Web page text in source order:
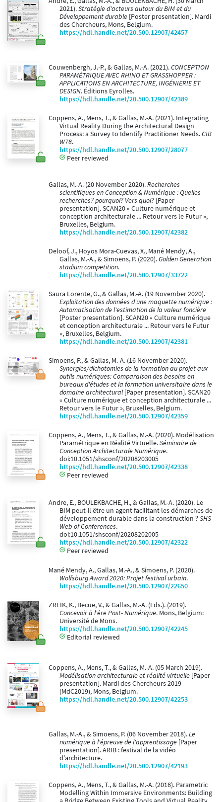
2021).Stratégie d'acteurs autour du BIM et du
Développement durable [Poster presentation]. Mardi
des Chercheurs, Mons, Belgium.
https://hdl.handle.net/20.500.12907/42457
Couwenbergh, J.-P., & Gallas, M.-A. (2021).CONCEPTION
PARAMÉTRIQUE AVEC RHINO ET GRASSHOPPER :
APPLICATIONS EN ARCHITECTURE, INGÉNIERIE ET
DESIGN. Éditions Eyrolles.
https://hdl.handle.net/20.500.12907/42389
Coppens, A., Mens, T., & Gallas, M.-A. (2021). Integrating
Virtual Reality During the Architectural Design
Process: a Survey to Identify Practitioner Needs.CIB
W78.
https://hdl.handle.net/20.500.12907/28077
Peer reviewed
Gallas, M.-A. (20 November 2020).Recherches
scientifiques en Conception & Numérique : Quelles
recherches? pourquoi? Vers quoi? [Paper
presentation]. SCAN20 « Culture numérique et
conception architecturale ... Retour vers le Futur »,
Bruxelles, Belgium.
https://hdl.handle.net/20.500.12907/42382
Deloof, J., Hoyos Mora-Cuevas, X., Mané Mendy, A.,
Gallas, M.-A., & Simoens, P. (2020).Golden Generation
stadium competition.
https://hdl.handle.net/20.500.12907/33722
Saura Lorente, G., & Gallas, M.-A. (19 November 2020).
Exploitation des données d'une maquette numérique :
Automatisation de l'estimation de la valeur foncière
[Poster presentation]. SCAN20 « Culture numérique
et conception architecturale ... Retour vers le Futur
», Bruxelles, Belgium.
https://hdl.handle.net/20.500.12907/42381
Simoens, P., & Gallas, M.-A. (16 November 2020).
Synergies/dichotomies de la formation au projet aux
outils numériques: Comparaison des besoins en
bureaux d'études et la formation universitaire dans le
domaine architectural[Paper presentation]. SCAN20
« Culture numérique et conception architecturale ...
Retour vers le Futur », Bruxelles, Belgium.
https://hdl.handle.net/20.500.12907/42359
Coppens, A., Mens, T., & Gallas, M.-A. (2020). Modélisation
Paramétrique en Réalité Virtuelle.Séminaire de
Conception Architecturale Numérique.
doi:10.1051/shsconf/20208203005
https://hdl.handle.net/20.500.12907/42338
Peer reviewed
Andre, E., BOULEKBACHE, H., & Gallas, M.-A. (2020). Le
BIM peut-il être un agent facilitant les démarches de
développement durable dans la construction ?SHS
Web of Conferences.
doi:10.1051/shsconf/20208202005
https://hdl.handle.net/20.500.12907/42322
Peer reviewed
Mané Mendy, A., Gallas, M.-A., & Simoens, P. (2020).
Wolfsburg Award 2020: Projet festival urbain.
https://hdl.handle.net/20.500.12907/22650
ZREIK, K., Becue, V., & Gallas, M.-A. (Eds.). (2019).
Concevoir à l'ère Post- Numérique. Mons, Belgium:
Université de Mons.
https://hdl.handle.net/20.500.12907/42245
Editorial reviewed
Coppens, A., Mens, T., & Gallas, M.-A. (05 March 2019).
Modélisation architecturale et réalité virtuelle [Paper
presentation]. Mardi des Chercheurs 2019
(MdC2019), Mons, Belgium.
https://hdl.handle.net/20.500.12907/42253
Gallas, M.-A., & Simoens, P. (06 November 2018).Le
numérique à l'épreuve de l'apprentissage [Paper
presentation]. ARIB : festival de la vidéo
d'architecture.
https://hdl.handle.net/20.500.12907/42193
Coppens, A., Mens, T., & Gallas, M.-A. (2018). Parametric
Modelling Within Immersive Environments: Building